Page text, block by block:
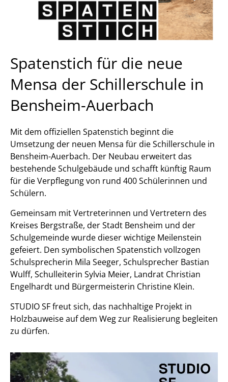
Spatenstich für die neue
Mensa der Schillerschule in
Bensheim-Auerbach
Mit dem offiziellen Spatenstich beginnt die
Umsetzung der neuen Mensa für die Schillerschule in
Bensheim-Auerbach. Der Neubau erweitert das
bestehende Schulgebäude und schafft künftig Raum
für die Verpflegung von rund 400 Schülerinnen und
Schülern.
Gemeinsam mit Vertreterinnen und Vertretern des
Kreises Bergstraße, der Stadt Bensheim und der
Schulgemeinde wurde dieser wichtige Meilenstein
gefeiert. Den symbolischen Spatenstich vollzogen
Schulsprecherin Mila Seeger, Schulsprecher Bastian
Wulff, Schulleiterin Sylvia Meier, Landrat Christian
Engelhardt und Bürgermeisterin Christine Klein.
STUDIO SF freut sich, das nachhaltige Projekt in
Holzbauweise auf dem Weg zur Realisierung begleiten
zu dürfen.